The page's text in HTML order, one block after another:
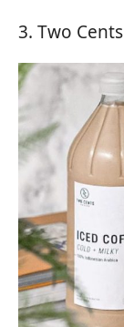
3. Two Cents